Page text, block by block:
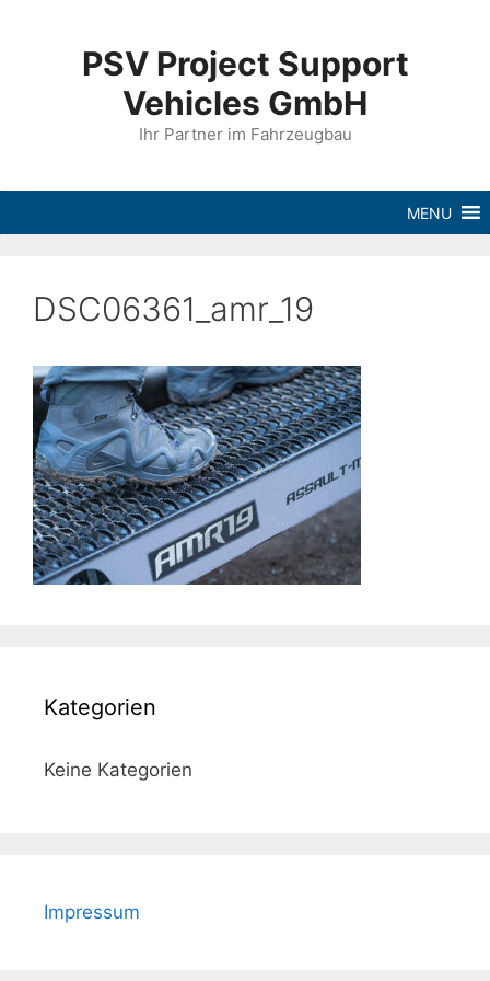
PSV Project Support
Vehicles GmbH
Ihr Partner im Fahrzeugbau
MENU
DSC06361_amr_19
Kategorien
Keine Kategorien
Impressum